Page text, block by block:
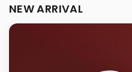
NEW ARRIVAL